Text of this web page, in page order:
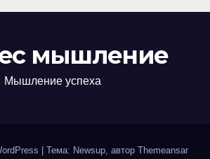
мышление
Мышление успеха
Тема: Newsup, автор Themeansar